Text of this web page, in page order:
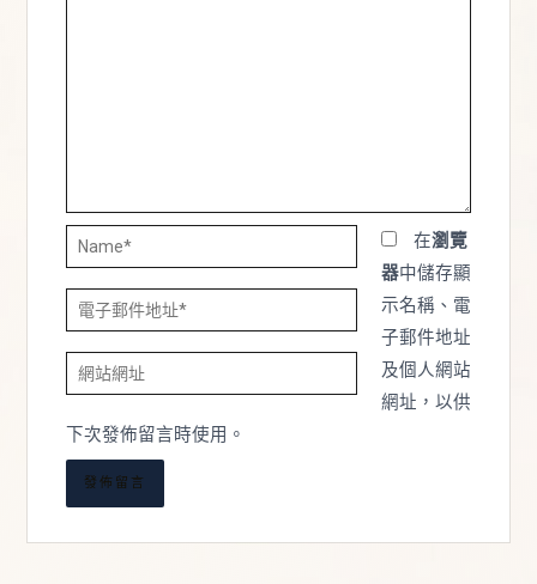
Name*
電
子
郵
件
地
址
網
站
網
址
在瀏覽
器中儲存顯
示名稱、電
子郵件地址
及個人網站
網址，以供
下次發佈留言時使用。